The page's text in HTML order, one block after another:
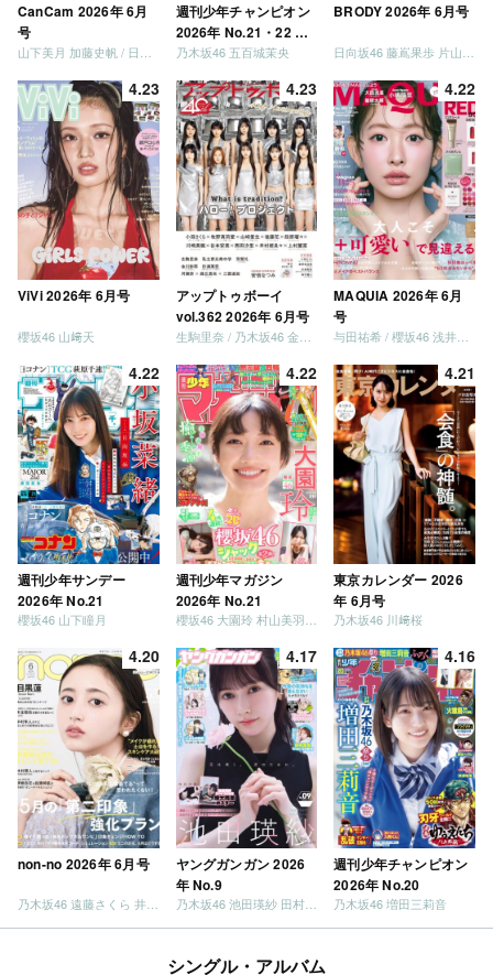
CanCam 2026年 6月
号
週刊少年チャンピオン
2026年 No.21・22 合
併号
乃木坂46 五百城茉央
BRODY 2026年 6月号
4.23
ViVi 2026年 6月号
櫻坂46 山﨑天
4.23
アップトゥボーイ
vol.362 2026年 6月号
4.22
MAQUIA 2026年 6月
号
4.22
週刊少年サンデー
2026年 No.21
櫻坂46 山下瞳月
4.22
週刊少年マガジン
2026年 No.21
櫻坂46 大園玲 村山美羽 稲熊ひな
4.21
東京カレンダー 2026
年 6月号
乃木坂46 川﨑桜
4.20
non-no 2026年 6月号
4.17
ヤングガンガン 2026
年 No.9
乃木坂46 池田瑛紗 田村真佑
4.16
週刊少年チャンピオン
2026年 No.20
乃木坂46 増田三莉音
シングル・アルバム